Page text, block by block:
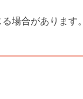
場合があります。